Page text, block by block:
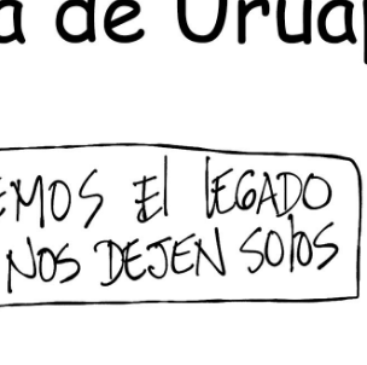
Jalisco eliminar la adopción simple
de imputación en caso Eli Castro
Ijalvi niega tala
con Feria Corazón de Artesano
con 40 mdp
en biotextil